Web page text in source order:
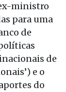
ministro
para uma
de
de
e o
do